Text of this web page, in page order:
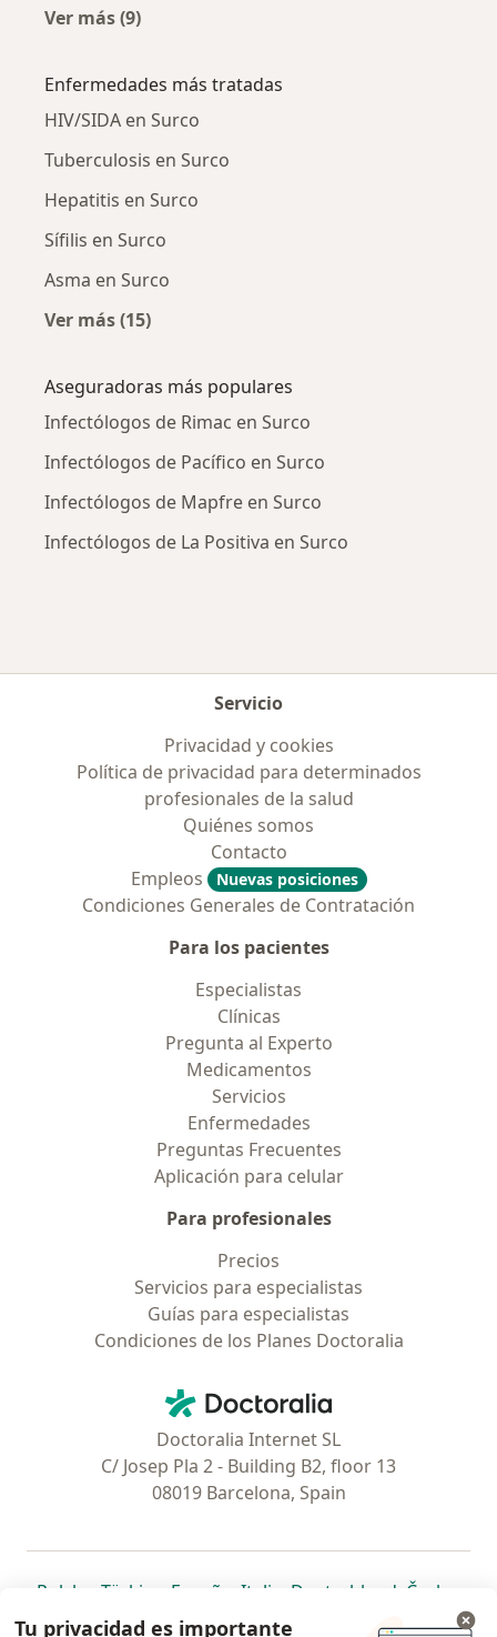
Ver más (9)
Enfermedades más tratadas
HIV/SIDA en Surco
Tuberculosis en Surco
Hepatitis en Surco
Sífilis en Surco
Asma en Surco
Ver más (15)
Aseguradoras más populares
Infectólogos de Rimac en Surco
Infectólogos de Pacífico en Surco
Infectólogos de Mapfre en Surco
Infectólogos de La Positiva en Surco
Servicio
Privacidad y cookies
Política de privacidad para determinados
profesionales de la salud
Quiénes somos
Contacto
Empleos
Nuevas posiciones
Condiciones Generales de Contratación
Para los pacientes
Especialistas
Clínicas
Pregunta al Experto
Medicamentos
Servicios
Enfermedades
Preguntas Frecuentes
Aplicación para celular
Para profesionales
Precios
Servicios para especialistas
Guías para especialistas
Condiciones de los Planes Doctoralia
Doctoralia - Página de inicio
Doctoralia Internet SL
C/ Josep Pla 2 - Building B2, floor 13
08019 Barcelona, Spain
Polska se abre en una nueva pestaña
Türkiye se abre en una nueva pestaña
España se abre en una nueva pestaña
Italia se abre en una nueva
Deutschlandse abre en
Česko
Portugal
se abre en una nueva pestaña
México se abre en una nueva pestaña
Chile se abre en una nueva pestaña
Brasil se abre en una nueva
se abre en
se
Tu privacidad es importante